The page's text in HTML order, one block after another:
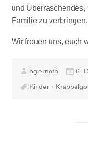
und
Familie zu verbringen.
Wir freuen uns, euch
bgiernoth 6.
Kinder